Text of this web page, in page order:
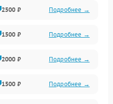
2500 ₽ Подробнее →
1500 ₽ Подробнее →
2000 ₽ Подробнее →
1500 ₽ Подробнее →